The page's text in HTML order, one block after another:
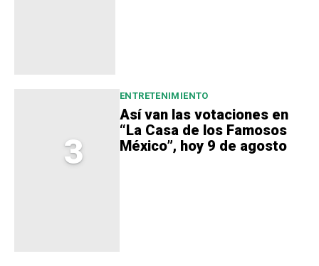
3
ENTRETENIMIENTO
Así van las votaciones en
“La Casa de los Famosos
México”, hoy 9 de agosto